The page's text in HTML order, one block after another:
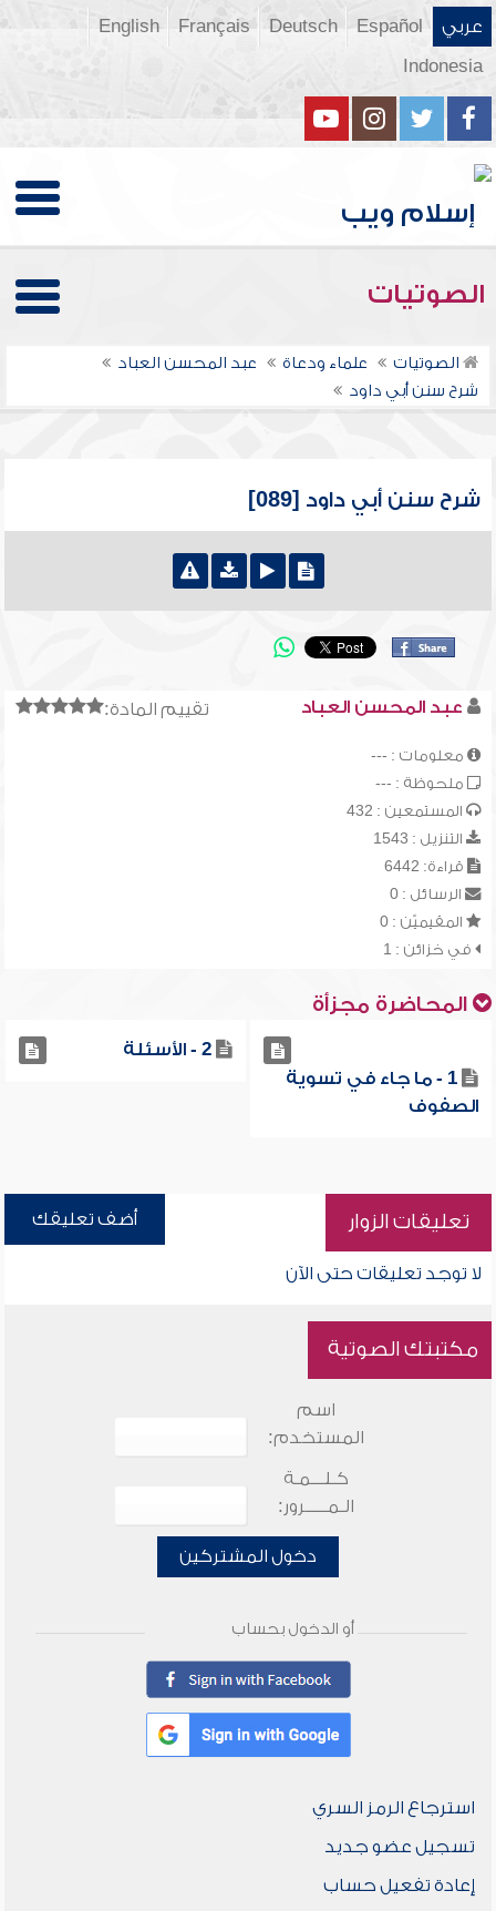
عربي Español
Deutsch
Français
English
Indonesia
الصوتيات
الصوتيات علماء ودعاة
عبد المحسن العباد
شرح سنن أبي داود
شرح سنن أبي داود [089]
تقييم المادة: عبد المحسن العباد
معلومات : ---
ملحوظة : ---
المستمعين : 432
التنزيل : 1543
قراءة: 6442
الرسائل : 0
المقيميّن : 0
في خزائن : 1
المحاضرة مجزأة
1 - ما جاء في تسوية
الصفوف
2 - الأسئلة
تعليقات الزوار أضف تعليقك
لا توجد تعليقات حتى الآن
مكتبتك الصوتية
اسم
المستخدم:
كـلـــمـة
الـمـــــرور:
دخول المشتركين
أو الدخول بحساب
استرجاع الرمز السري
تسجيل عضو جديد
إعادة تفعيل حساب